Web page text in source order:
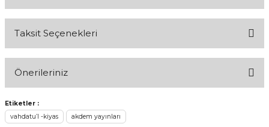
Taksit Seçenekleri
Önerileriniz
Bu ürünün fiyat bilgisi, resim, ürün açıklamalarında ve diğer
konularda yetersiz gördüğünüz noktaları öneri formunu
Etiketler :
vahdatu’l -kiyas
akdem yayınları